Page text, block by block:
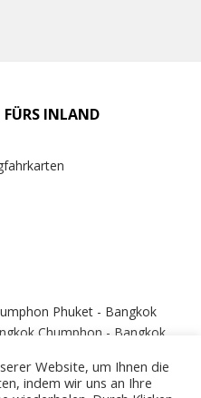
INLAND
Phuket - Bangkok
Chumphon - Bangkok
Website, um Ihnen die
indem wir uns an Ihre